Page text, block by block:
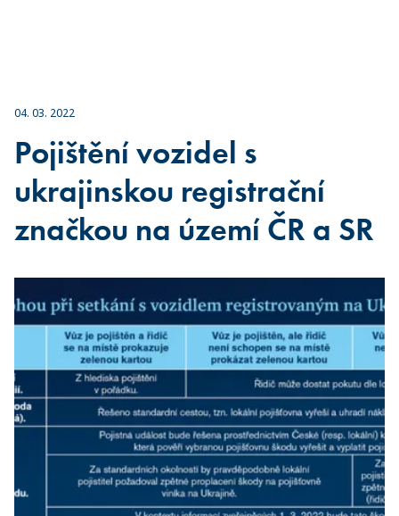
04. 03. 2022
Pojištění vozidel s
ukrajinskou registrační
značkou na území ČR a SR